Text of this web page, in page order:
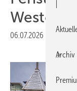
06.07.2026
Archiv